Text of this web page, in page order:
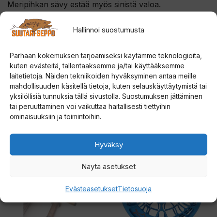
Hallinnoi suostumusta
Parhaan kokemuksen tarjoamiseksi käytämme teknologioita,
kuten evästeitä, tallentaaksemme ja/tai käyttääksemme
laitetietoja. Näiden tekniikoiden hyväksyminen antaa meille
mahdollisuuden käsitellä tietoja, kuten selauskäyttäytymistä tai
yksilöllisiä tunnuksia tällä sivustolla. Suostumuksen jättäminen
tai peruuttaminen voi vaikuttaa haitallisesti tiettyihin
ominaisuuksiin ja toimintoihin.
Hyväksy
Näytä asetukset
EvästeasetuksetTietosuoja
Meripihkan sävy estää myös sinistä valoa.
Tutustu myös
ALE!
tuotteella
Tällä
tuotteella
on
muunnelma.
Voit